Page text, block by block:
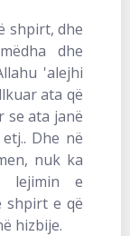
shpirt, dhe
dhe
'alejhi
ata që
se ata janë
Dhe në
nuk ka
lejimin e
shpirt e që
hizbije.